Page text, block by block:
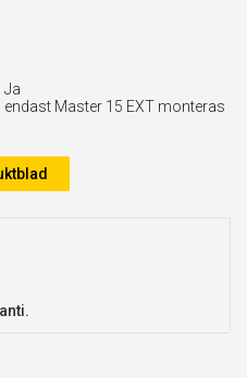
Ja
endast Master 15 EXT monteras